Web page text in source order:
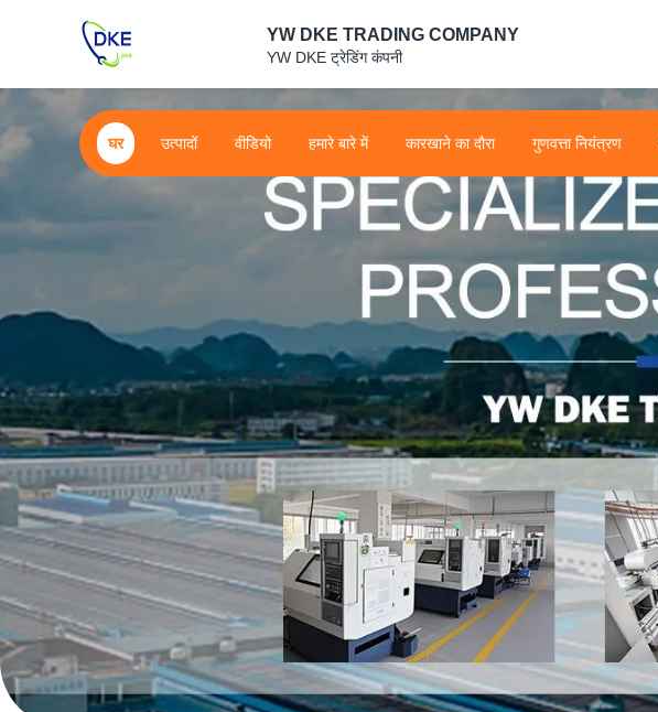
YW DKE TRADING COMPANY
YW DKE ट्रेडिंग कंपनी
घर उत्पादों वीडियो हमारे बारे में कारखाने का दौरा गुणवत्ता नियंत्रण